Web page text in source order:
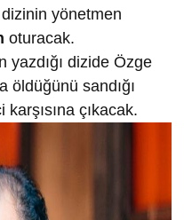
yönetmen
oturacak.
yazdığı dizide Özge
öldüğünü sandığı
çıkacak.